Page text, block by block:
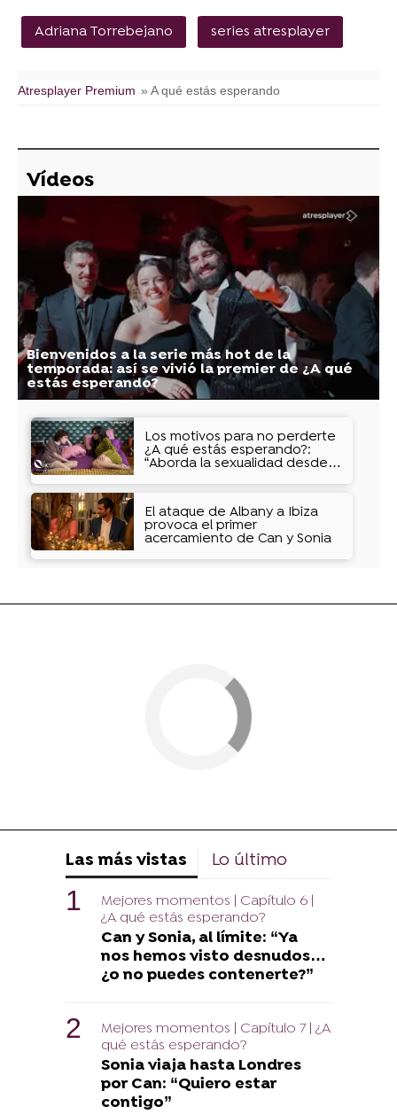
Adriana Torrebejano series atresplayer
Atresplayer Premium » A qué estás esperando
Vídeos
Bienvenidos a la serie más hot de la
temporada: así se vivió la premier de ¿A qué
estás esperando?
Los motivos para no perderte
¿A qué estás esperando?:
“Aborda la sexualidad desde
El ataque de Albany a Ibiza
provoca el primer
acercamiento de Can y Sonia
Las más vistas Lo último
Mejores momentos | Capítulo 6 |
¿A qué estás esperando?
Can y Sonia, al límite: “Ya
nos hemos visto desnudos…
¿o no puedes contenerte?”
Mejores momentos | Capítulo 7 | ¿A
qué estás esperando?
Sonia viaja hasta Londres
por Can: “Quiero estar
contigo”